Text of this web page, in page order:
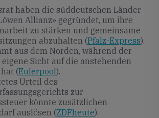
haben die süddeutschen Länder
Allianz» gegründet, um ihre
zu stärken und gemeinsame
abzuhalten (Pfalz-Express).
aus dem Norden, während der
Sicht auf die anstehenden
(Eulerpool).
Urteil des
zur
könnte zusätzlichen
auslösen (ZDFheute).